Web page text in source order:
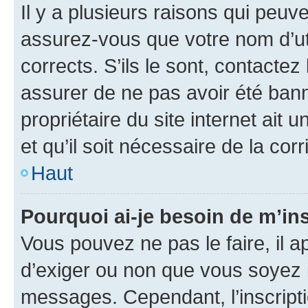
Il y a plusieurs raisons qui
assurez-vous que votre nom
corrects. S’ils le sont,
assurer de ne pas avoir été
propriétaire du site internet ait
et qu’il soit nécessaire de la
Haut
Pourquoi ai-je besoin de
Vous pouvez ne pas le faire, il
d’exiger ou non que vous
messages. Cependant,